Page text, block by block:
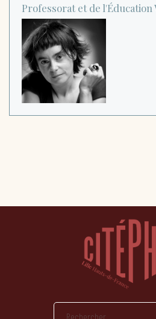
Professorat et de l'Éducation